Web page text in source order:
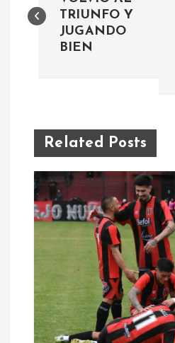
c
ó
d
TRIUNFO Y
JUGANDO
BIEN
Related Posts